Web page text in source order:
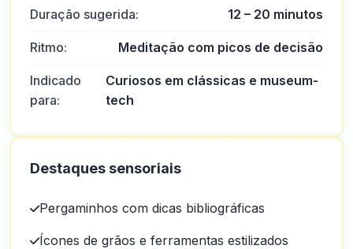
Duração sugerida: 12 – 20 minutos
Ritmo: Meditação com picos de decisão
Indicado
para:
Curiosos em clássicas e museum-
tech
Destaques sensoriais
Pergaminhos com dicas bibliográficas
Ícones de grãos e ferramentas estilizados